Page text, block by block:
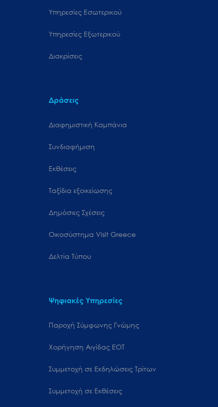
Υπηρεσίες Εσωτερικού
Υπηρεσίες Εξωτερικού
Διακρίσεις
Δράσεις
Διαφημιστική Καμπάνια
Συνδιαφήμιση
Εκθέσεις
Ταξίδια εξοικείωσης
Δημόσιες Σχέσεις
Oικοσύστημα Visit Greece
Δελτία Τύπου
Ψηφιακές Υπηρεσίες
Παροχή Σύμφωνης Γνώμης
Χορήγηση Αιγίδας ΕΟΤ
Συμμετοχή σε Εκδηλώσεις Τρίτων
Συμμετοχή σε Εκθέσεις